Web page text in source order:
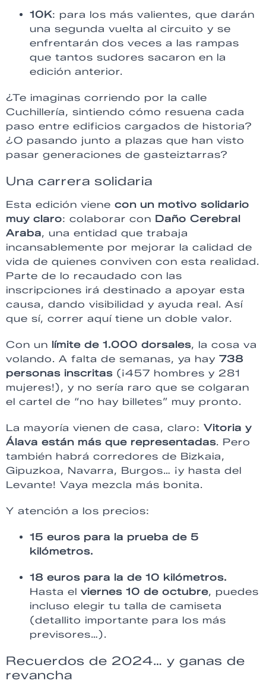
10K: para los más valientes, que darán
una segunda vuelta al circuito y se
enfrentarán dos veces a las rampas
que tantos sudores sacaron en la
edición anterior.
¿Te imaginas corriendo por la calle
Cuchillería, sintiendo cómo resuena cada
paso entre edificios cargados de historia?
¿O pasando junto a plazas que han visto
pasar generaciones de gasteiztarras?
Una carrera solidaria
Esta edición viene con un motivo solidario
muy claro: colaborar con Daño Cerebral
Araba, una entidad que trabaja
incansablemente por mejorar la calidad de
vida de quienes conviven con esta realidad.
Parte de lo recaudado con las
inscripciones irá destinado a apoyar esta
causa, dando visibilidad y ayuda real. Así
que sí, correr aquí tiene un doble valor.
Con un límite de 1.000 dorsales, la cosa va
volando. A falta de semanas, ya hay 738
personas inscritas (¡457 hombres y 281
mujeres!), y no sería raro que se colgaran
el cartel de “no hay billetes” muy pronto.
La mayoría vienen de casa, claro: Vitoria y
Álava están más que representadas. Pero
también habrá corredores de Bizkaia,
Gipuzkoa, Navarra, Burgos… ¡y hasta del
Levante! Vaya mezcla más bonita.
Y atención a los precios:
15 euros para la prueba de 5
kilómetros.
18 euros para la de 10 kilómetros.
Hasta el viernes 10 de octubre, puedes
incluso elegir tu talla de camiseta
(detallito importante para los más
previsores…).
Recuerdos de 2024… y ganas de
revancha